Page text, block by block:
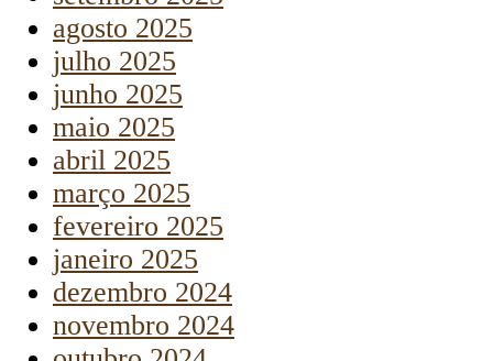
agosto 2025
julho 2025
junho 2025
maio 2025
abril 2025
março 2025
fevereiro 2025
janeiro 2025
dezembro 2024
novembro 2024